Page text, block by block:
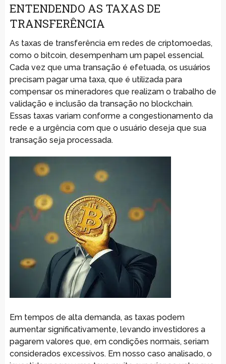
ENTENDENDO AS TAXAS DE
TRANSFERÊNCIA
As taxas de transferência em redes de criptomoedas,
como o bitcoin, desempenham um papel essencial.
Cada vez que uma transação é efetuada, os usuários
precisam pagar uma taxa, que é utilizada para
compensar os mineradores que realizam o trabalho de
validação e inclusão da transação no blockchain.
Essas taxas variam conforme a congestionamento da
rede e a urgência com que o usuário deseja que sua
transação seja processada.
Em tempos de alta demanda, as taxas podem
aumentar significativamente, levando investidores a
pagarem valores que, em condições normais, seriam
considerados excessivos. Em nosso caso analisado, o